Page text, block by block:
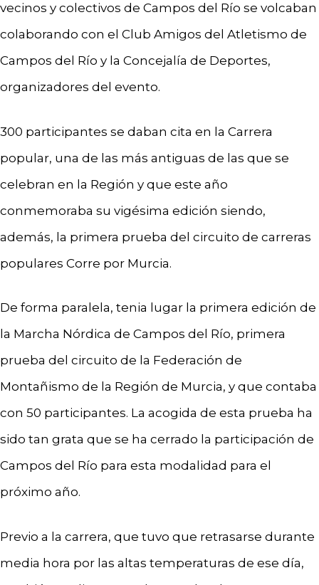
vecinos y colectivos de Campos del Río se volcaban
colaborando con el Club Amigos del Atletismo de
Campos del Río y la Concejalía de Deportes,
organizadores del evento.
300 participantes se daban cita en la Carrera
popular, una de las más antiguas de las que se
celebran en la Región y que este año
conmemoraba su vigésima edición siendo,
además, la primera prueba del circuito de carreras
populares Corre por Murcia.
De forma paralela, tenia lugar la primera edición de
la Marcha Nórdica de Campos del Río, primera
prueba del circuito de la Federación de
Montañismo de la Región de Murcia, y que contaba
con 50 participantes. La acogida de esta prueba ha
sido tan grata que se ha cerrado la participación de
Campos del Río para esta modalidad para el
próximo año.
Previo a la carrera, que tuvo que retrasarse durante
media hora por las altas temperaturas de ese día,